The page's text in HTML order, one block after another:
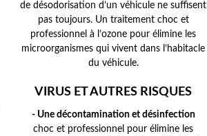
de désodorisation d’un véhicule ne suffisent
pas toujours. Un traitement choc et
professionnel à l’ozone pour élimine les
microorganismes qui vivent dans l’habitacle
du véhicule.
VIRUS ET AUTRES RISQUES
- Une décontamination et désinfection
choc et professionnel pour élimine les